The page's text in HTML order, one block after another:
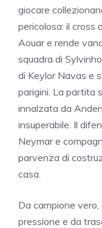
giocare
pericolosa: il cross
Aouar e rende
squadra di
di Keylor Navas e
parigini. La partita
innalzata da
insuperabile. Il
Neymar e
parvenza di
casa.
Da campione
pressione e da